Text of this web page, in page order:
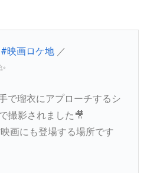
#映画ロケ地／
で瑠衣にアプローチするシ
撮影されました🎥
画にも登場する場所です